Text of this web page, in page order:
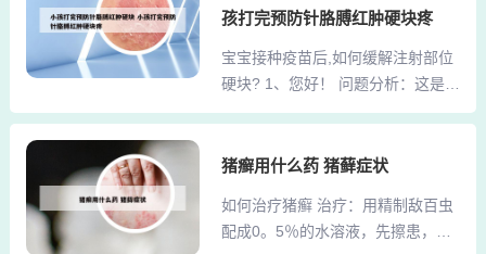
烟。银屑病患者应坚决戒酒，因为
其次，饮酒损伤肝脏，而部分治疗
银屑病的系统性用药也损伤肝
脏，...
神经衰弱明显者可给予安眠镇静类
抓、热水烫洗，洗涤剂的使用等不
良刺激。忌刺激性饮食如酒、浓
茶、咖啡及辛辣食物。2、病情分
看考虑荨麻疹的可能性比较大。季
致。另外就是可能与秋冬季节皮肤
干燥，皮肤缺水，营养不良导致。
孩打完预防针胳膊红肿硬块疼
宝宝接种疫苗后,如何缓解注射部位
硬块? 1、您好！ 问题分析：这是注
射位的正常反应。 康复指导：热敷
放在热水里浸湿，取出后，用手轻
滴水为宜。把浸湿的纱布放在红肿
硬结部位，用水温60摄氏度左右的
猪癣用什么药 猪藓症状
如何治疗猪癣 治疗：用精制敌百虫
配成0。5％的水溶液，先擦患，部